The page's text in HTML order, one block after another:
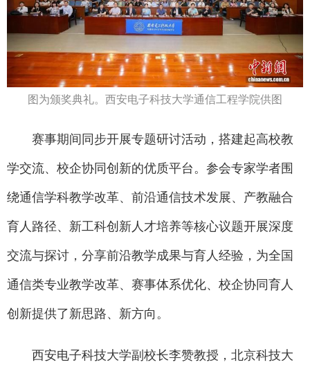
图为颁奖典礼。西安电子科技大学通信工程学院供图
赛事期间同步开展专题研讨活动，搭建起高校教
学交流、校企协同创新的优质平台。参会专家学者围
绕通信学科教学改革、前沿通信技术发展、产教融合
育人路径、新工科创新人才培养等核心议题开展深度
交流与探讨，分享前沿教学成果与育人经验，为全国
通信类专业教学改革、赛事体系优化、校企协同育人
创新提供了新思路、新方向。
西安电子科技大学副校长李赞教授，北京科技大